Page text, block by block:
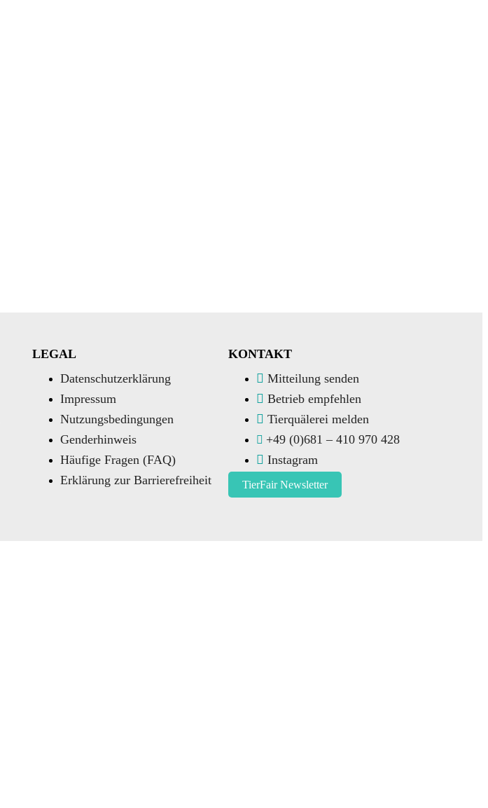
LEGAL
Datenschutzerklärung
Impressum
Nutzungsbedingungen
Genderhinweis
Häufige Fragen (FAQ)
Erklärung zur Barrierefreiheit
KONTAKT
Mitteilung senden
Betrieb empfehlen
Tierquälerei melden
+49 (0)681 – 410 970 428
Instagram
TierFair Newsletter